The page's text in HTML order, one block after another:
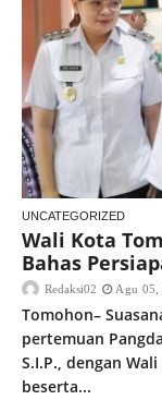
UNCATEGORIZED
Wali Kota
Bahas
Redaksi02 Agu 05,
Tomohon–
pertemuan
S.I.P., dengan
beserta...